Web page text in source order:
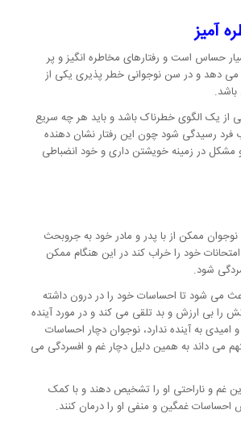
آمیز
حساس است و رفتارهای مخاطره انگیز و پر
دهد و در سن نوجوانی خطر پذیری یکی از
از یک الگوی خطرناک باشد و باید هر چه سریع
فرد رسیدگی شود چون این رفتار نشان دهنده
مشکل در زمینه خویشتن داری و خود انضباطی
ممکن از با پدر و مادر خود به جروبحث
امتحانات خود را خراب کند در این هنگام ممکن
شود.
می شود تا احساسات خود را در درون داشته
را بی ارزش و بد تلقی می کند و در مورد آینده
امیدی به آینده ندارد، نوجوان دچار احساسات
می داند به همین دلیل دچار غم و افسردگی می
غم و ناراحتی او را تشخیص دهند و با کمک
غمگین و منفی او را درمان کنند.